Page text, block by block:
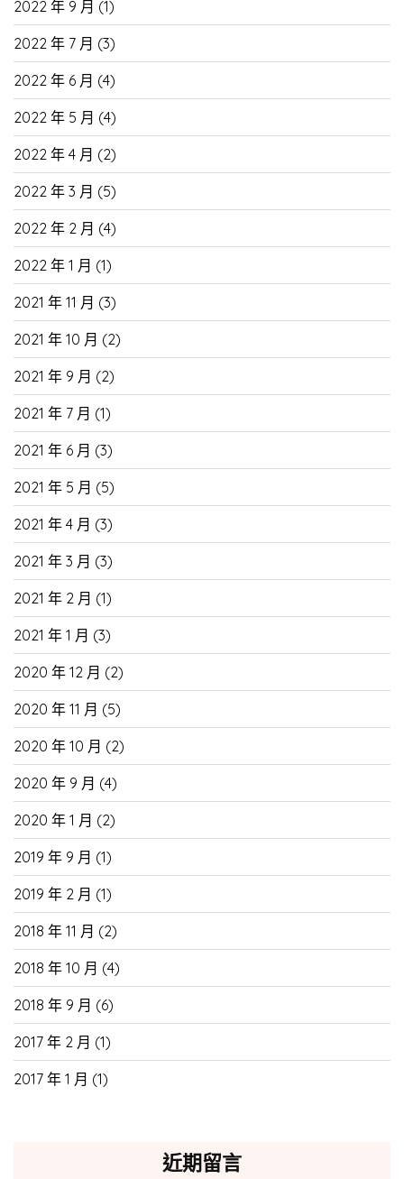
2022 年 9 月 (1)
2022 年 7 月 (3)
2022 年 6 月 (4)
2022 年 5 月 (4)
2022 年 4 月 (2)
2022 年 3 月 (5)
2022 年 2 月 (4)
2022 年 1 月 (1)
2021 年 11 月 (3)
2021 年 10 月 (2)
2021 年 9 月 (2)
2021 年 7 月 (1)
2021 年 6 月 (3)
2021 年 5 月 (5)
2021 年 4 月 (3)
2021 年 3 月 (3)
2021 年 2 月 (1)
2021 年 1 月 (3)
2020 年 12 月 (2)
2020 年 11 月 (5)
2020 年 10 月 (2)
2020 年 9 月 (4)
2020 年 1 月 (2)
2019 年 9 月 (1)
2019 年 2 月 (1)
2018 年 11 月 (2)
2018 年 10 月 (4)
2018 年 9 月 (6)
2017 年 2 月 (1)
2017 年 1 月 (1)
近期留言